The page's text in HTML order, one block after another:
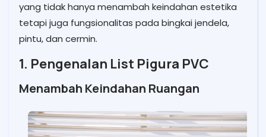
yang tidak hanya menambah keindahan estetika
tetapi juga fungsionalitas pada bingkai jendela,
pintu, dan cermin.
1. Pengenalan List Pigura PVC
Menambah Keindahan Ruangan